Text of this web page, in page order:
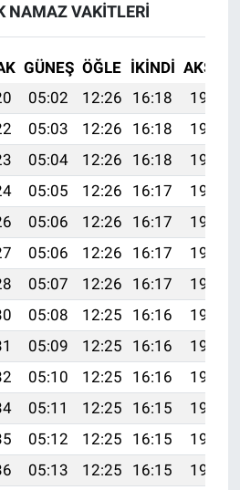
NAMAZ VAKITLERI
GÜNEŞ ÖĞLE İKINDI AKŞAM
05:02 12:26 16:18
19:39
05:03 12:26 16:18
19:38
05:04 12:26 16:18
19:37
05:05 12:26 16:17
19:37
05:06 12:26 16:17
19:36
05:06 12:26 16:17
19:35
05:07 12:26 16:17
19:34
05:08 12:25 16:16
19:33
05:09 12:25 16:16
19:32
05:10 12:25 16:16
19:31
05:11 12:25 16:15
19:30
05:12 12:25 16:15
19:29
05:13 12:25 16:15
19:28